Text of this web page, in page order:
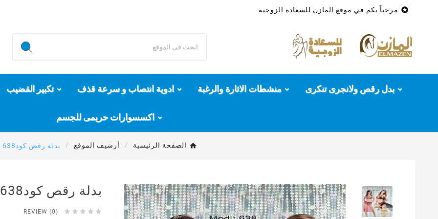
 مرحباً بكم في موقع المازن للسعادة الزوجية
بدل رقص ولانجرى تنكرى منشطات الاثارة والرغبة ادوية انتصاب و سرعة قذف تكبير القضيب
اكسسوارات حريمى للجسم
الصفحة الرئيسية أرشيف الموقع بدلة رقص كود638
بدلة رقص كود638





REVIEW (0)